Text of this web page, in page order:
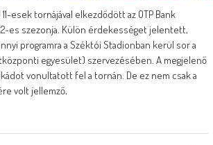
esek tornájával elkezdődött az OTP Bank
es szezonja. Külön érdekességet jelentett,
programra a Széktói Stadionban kerül sor a
egyesület) szervezésében. A megjelenő
vonultatott fel a tornán. De ez nem csak a
volt jellemző,